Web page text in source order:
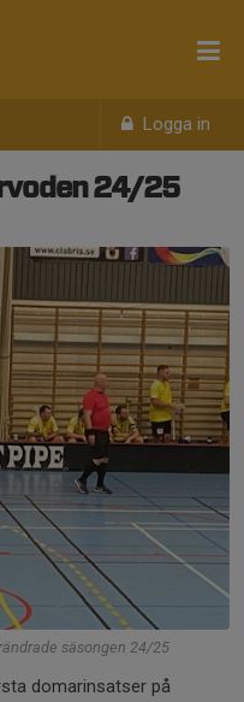
Logga in
24/25
säsongen 24/25
domarinsatser på